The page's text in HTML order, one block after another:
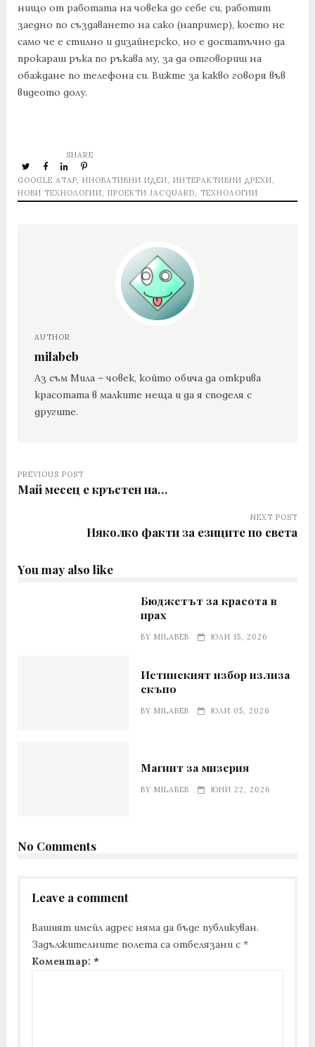
нищо от работата на човека до себе си, работят
заедно по създаването на сако (например), което не
само че е стилно и дизайнерско, но е достатъчно да
прокараш ръка по ръкава му, за да отговориш на
обаждане по телефона си. Вижте за какво говоря във
видеото долу.
GOOGLE ATAP, ИНОВАТИВНИ ИДЕИ, ИНТЕРАКТИВНИ ДРЕХИ,
НОВИ ТЕХНОЛОГИИ, ПРОЕКТИ JACQUARD, ТЕХНОЛОГИИ
SHARE
AUTHOR
milabeb
Аз съм Мила – човек, който обича да открива
красотата в малките неща и да я споделя с
другите.
PREVIOUS POST
Май месец е кръстен на…
NEXT POST
Няколко факти за езиците по света
You may also like
Бюджетът за красота в
прах
BYMILABEB ЮЛИ 15, 2026
Истинският избор излиза
скъпо
BYMILABEB ЮЛИ 05, 2026
Магнит за мизерия
BYMILABEB ЮНИ 22, 2026
No Comments
Leave a comment
Вашият имейл адрес няма да бъде публикуван.
Задължителните полета са отбелязани с *
Коментар: *